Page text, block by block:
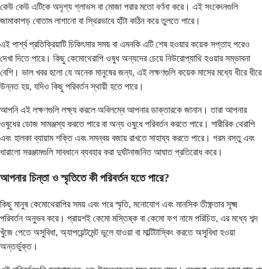
কেউ কেউ এটিকে অদৃশ্য গ্লাভস বা মোজা পরার মতো বর্ণনা করে। এই সংবেদনগুলি
জামাকাপড় বোতাম লাগানো বা স্থিরভাবে হাঁটা কঠিন করে তুলতে পারে।
এই পার্শ্ব প্রতিক্রিয়াটি চিকিৎসার সময় বা এমনকি এটি শেষ হওয়ার কয়েক সপ্তাহ পরেও
দেখা দিতে পারে। কিছু কেমোথেরাপি ওষুধ অন্যদের চেয়ে নিউরোপ্যাথি হওয়ার সম্ভাবনা
বেশি। ভাল খবর হলো যে অনেক মানুষের জন্য, এই লক্ষণগুলি কয়েক মাসের মধ্যে ধীরে ধীরে
উন্নত হয়, যদিও কিছু পরিবর্তন স্থায়ী হতে পারে।
আপনি এই লক্ষণগুলি লক্ষ্য করলে অবিলম্বে আপনার ডাক্তারকে জানান। তারা আপনার
ওষুধের ডোজ সামঞ্জস্য করতে পারে বা অন্য ওষুধে পরিবর্তন করতে পারে। শারীরিক থেরাপি
এবং হালকা ব্যায়াম শক্তি এবং সমন্বয় বজায় রাখতে সাহায্য করতে পারে। গরম বস্তু এবং
ধারালো সরঞ্জামগুলি সাবধানে ব্যবহার করা দুর্ঘটনাজনিত আঘাত প্রতিরোধ করে।
আপনার চিন্তা ও স্মৃতিতে কী পরিবর্তন হতে পারে?
কিছু মানুষ কেমোথেরাপির সময় এবং পরে স্মৃতি, মনোযোগ এবং মানসিক তীক্ষ্ণতার সূক্ষ্ম
পরিবর্তন অনুভব করে। প্রায়শই কেমো মস্তিষ্ক বা কেমো ফগ নামে পরিচিত, এর মধ্যে শব্দ
খুঁজে পেতে অসুবিধা, অ্যাপয়েন্টমেন্ট ভুলে যাওয়া বা মাল্টিটাস্কিং করতে অসুবিধা হওয়া
অন্তর্ভুক্ত।